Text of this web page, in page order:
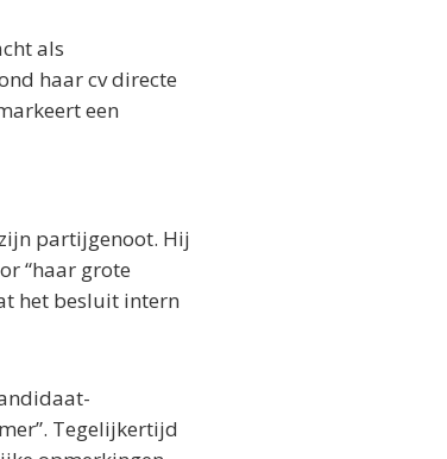
als
haar cv directe
een
partijgenoot. Hij
“haar grote
het besluit intern
Tegelijkertijd